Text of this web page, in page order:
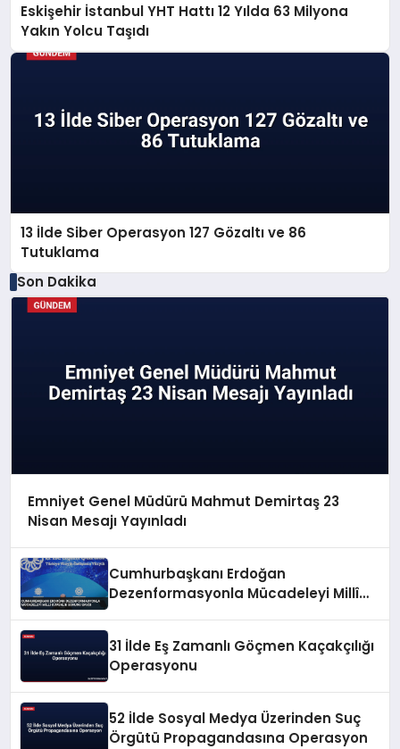
Eskişehir İstanbul YHT Hattı 12 Yılda 63 Milyona
Yakın Yolcu Taşıdı
13 İlde Siber Operasyon 127 Gözaltı ve 86
Tutuklama
Son Dakika
Emniyet Genel Müdürü Mahmut Demirtaş 23
Nisan Mesajı Yayınladı
Cumhurbaşkanı Erdoğan
Dezenformasyonla Mücadeleyi Millî
31 İlde Eş Zamanlı Göçmen Kaçakçılığı
Operasyonu
52 İlde Sosyal Medya Üzerinden Suç
Örgütü Propagandasına Operasyon